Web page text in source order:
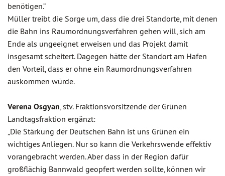
benötigen.“
Müller treibt die Sorge um, dass die drei Standorte, mit denen
die Bahn ins Raumordnungsverfahren gehen will, sich am
Ende als ungeeignet erweisen und das Projekt damit
insgesamt scheitert. Dagegen hätte der Standort am Hafen
den Vorteil, dass er ohne ein Raumordnungsverfahren
auskommen würde.
Verena Osgyan, stv. Fraktionsvorsitzende der Grünen
Landtagsfraktion ergänzt:
„Die Stärkung der Deutschen Bahn ist uns Grünen ein
wichtiges Anliegen. Nur so kann die Verkehrswende effektiv
vorangebracht werden. Aber dass in der Region dafür
großflächig Bannwald geopfert werden sollte, können wir